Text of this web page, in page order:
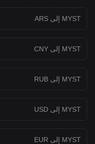
MYST إلى ARS
MYST إلى CNY
MYST إلى RUB
MYST إلى USD
MYST إلى EUR